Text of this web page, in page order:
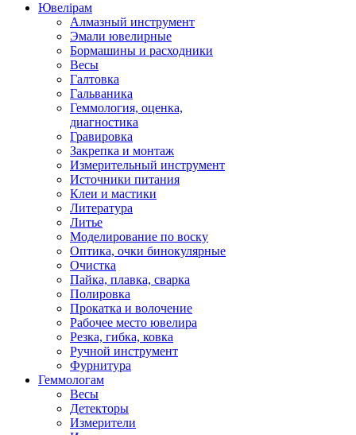
Ювелірам
Алмазный инструмент
Эмали ювелирные
Бормашины и расходники
Весы
Галтовка
Гальваника
Геммология, оценка,
диагностика
Гравировка
Закрепка и монтаж
Измерительный инструмент
Источники питания
Клеи и мастики
Литература
Литье
Моделирование по воску
Оптика, очки бинокулярные
Очистка
Пайка, плавка, сварка
Полировка
Прокатка и волочение
Рабочее место ювелира
Резка, гибка, ковка
Ручной инструмент
Фурнитура
Геммологам
Весы
Детекторы
Измерители